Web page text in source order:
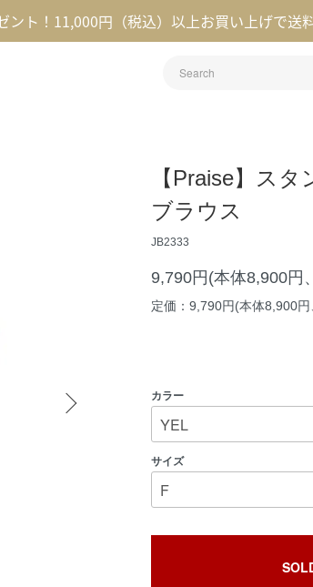
ント！11,000円（税込）以上お買い上げで送
【Praise】ス
ブラウス
JB2333
9,790円(本体8,900円
定価：9,790円(本体8,900
カラー
サイズ